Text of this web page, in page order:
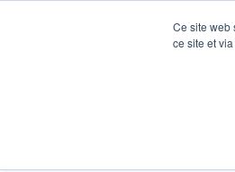
Ce site web
ce site et
Je participe à une session